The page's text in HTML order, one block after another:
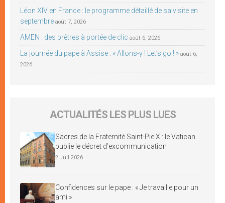
Léon XIV en France : le programme détaillé de sa visite en
septembre août 7, 2026
AMEN : des prêtres à portée de clic août 6, 2026
La journée du pape à Assise : « Allons-y ! Let’s go ! » août 6,
2026
ACTUALITÉS LES PLUS LUES
Sacres de la Fraternité Saint-Pie X : le Vatican
publie le décret d’excommunication
2 Juil 2026
Confidences sur le pape : « Je travaille pour un
ami »